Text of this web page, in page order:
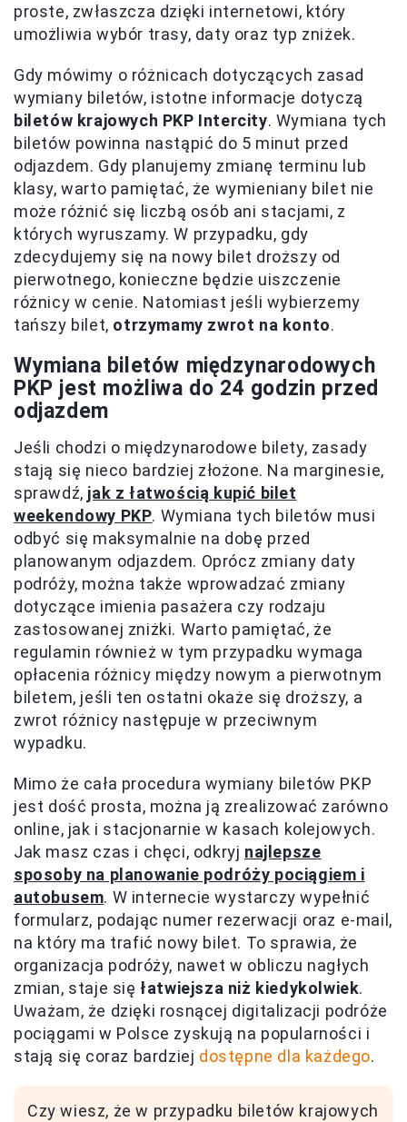
proste, zwłaszcza dzięki internetowi, który
umożliwia wybór trasy, daty oraz typ zniżek.
Gdy mówimy o różnicach dotyczących zasad
wymiany biletów, istotne informacje dotyczą
biletów krajowych PKP Intercity. Wymiana tych
biletów powinna nastąpić do 5 minut przed
odjazdem. Gdy planujemy zmianę terminu lub
klasy, warto pamiętać, że wymieniany bilet nie
może różnić się liczbą osób ani stacjami, z
których wyruszamy. W przypadku, gdy
zdecydujemy się na nowy bilet droższy od
pierwotnego, konieczne będzie uiszczenie
różnicy w cenie. Natomiast jeśli wybierzemy
tańszy bilet, otrzymamy zwrot na konto.
Wymiana biletów międzynarodowych
PKP jest możliwa do 24 godzin przed
odjazdem
Jeśli chodzi o międzynarodowe bilety, zasady
stają się nieco bardziej złożone. Na marginesie,
sprawdź, jak z łatwością kupić bilet
weekendowy PKP. Wymiana tych biletów musi
odbyć się maksymalnie na dobę przed
planowanym odjazdem. Oprócz zmiany daty
podróży, można także wprowadzać zmiany
dotyczące imienia pasażera czy rodzaju
zastosowanej zniżki. Warto pamiętać, że
regulamin również w tym przypadku wymaga
opłacenia różnicy między nowym a pierwotnym
biletem, jeśli ten ostatni okaże się droższy, a
zwrot różnicy następuje w przeciwnym
wypadku.
Mimo że cała procedura wymiany biletów PKP
jest dość prosta, można ją zrealizować zarówno
online, jak i stacjonarnie w kasach kolejowych.
Jak masz czas i chęci, odkryj najlepsze
sposoby na planowanie podróży pociągiem i
autobusem. W internecie wystarczy wypełnić
formularz, podając numer rezerwacji oraz e-mail,
na który ma trafić nowy bilet. To sprawia, że
organizacja podróży, nawet w obliczu nagłych
zmian, staje sięłatwiejsza niż kiedykolwiek.
Uważam, że dzięki rosnącej digitalizacji podróże
pociągami w Polsce zyskują na popularności i
stają się coraz bardziej dostępne dla każdego.
Czy wiesz, że w przypadku biletów krajowych